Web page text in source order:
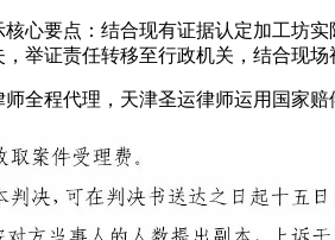
心要点：结合现有证据认定加工坊
举证责任转移至行政机关，结合现场
全程代理，天津圣运律师运用国家